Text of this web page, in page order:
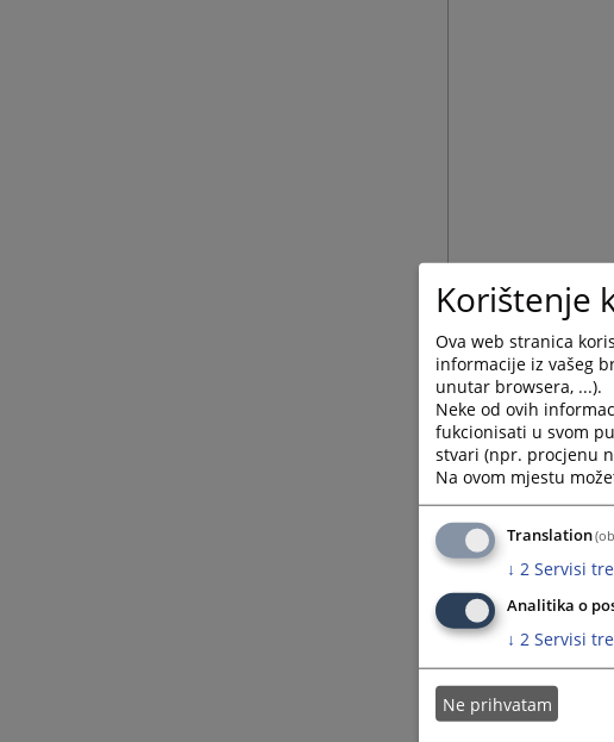
Korištenje
Ova web stranica
informacije iz vašeg
unutar browsera, ...).
Neke od ovih
fukcionisati u svom
stvari (npr. procjenu
Na ovom mjestu
Translation
↓ 2 Servisi
Analitika o
↓ 2 Servisi
Ne prihvatam